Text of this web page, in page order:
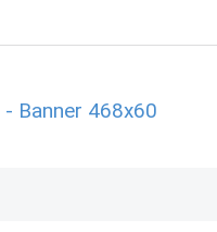
Banner 468x60